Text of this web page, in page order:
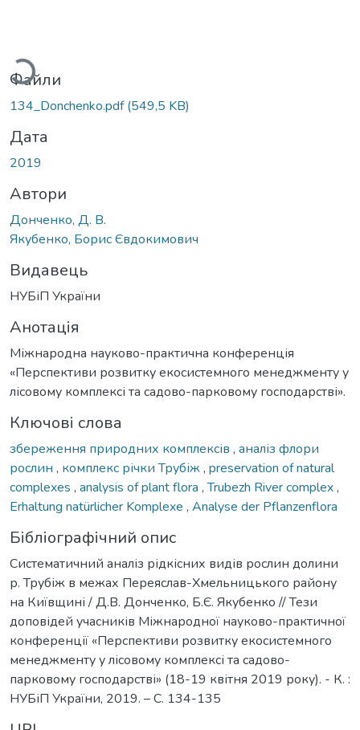
Файли
134_Donchenko.pdf(549,5 KB)
Дата
2019
Автори
Донченко, Д. В.
Якубенко, Борис Євдокимович
Видавець
НУБіП України
Анотація
Міжнародна науково-практична конференція
«Перспективи розвитку екосистемного менеджменту у
лісовому комплексі та садово-парковому господарстві».
Ключові слова
збереження природних комплексів , аналіз флори
рослин , комплекс річки Трубіж, preservation of natural
complexes , analysis of plant flora ,Trubezh River complex,
Erhaltung natürlicher Komplexe , Analyse der Pflanzenflora
Бібліографічний опис
Cистематичний аналіз рідкісних видів рослин долини
р. Трубіж в межах Переяслав-Хмельницького району
на Київщині / Д.В. Донченко, Б.Є. Якубенко // Тези
доповідей учасників Міжнародної науково-практичної
конференції «Перспективи розвитку екосистемного
менеджменту у лісовому комплексі та садово-
парковому господарстві» (18-19 квітня 2019 року). - К. :
НУБіП України, 2019. – С. 134-135